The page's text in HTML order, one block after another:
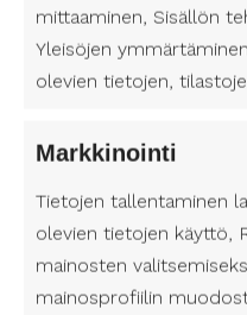
mittaaminen, Sisällön
Yleisöjen
olevien tietojen,
Markkinointi
Tietojen tallentaminen
olevien tietojen käyttö,
mainosten
mainosprofiilin
Esteettömyys
Joensuu on ottanut
monin eri tavoin.
ulottuvilla, kiitos
palvelujen ja
Esteettömyys
ruokailupaikkoihin;
esteettömiä reittejä ja